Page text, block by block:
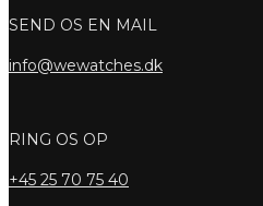
SEND OS EN MAIL
info@wewatches.dk
RING OS OP
+45 25 70 75 40